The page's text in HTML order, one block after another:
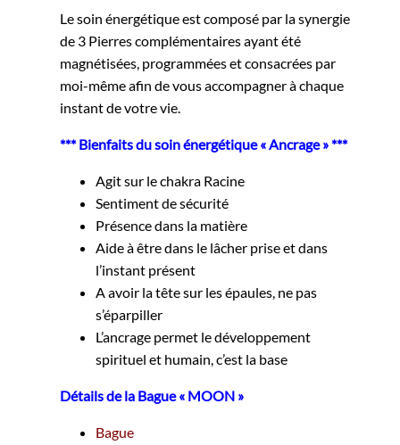
Le soin énergétique est composé par la synergie
de 3 Pierres complémentaires ayant été
magnétisées, programmées et consacrées par
moi-même afin de vous accompagner à chaque
instant de votre vie.
*** Bienfaits du soin énergétique « Ancrage » ***
Agit sur le chakra Racine
Sentiment de sécurité
Présence dans la matière
Aide à être dans le lâcher prise et dans
l’instant présent
A avoir la tête sur les épaules, ne pas
s’éparpiller
L’ancrage permet le développement
spirituel et humain, c’est la base
Détails de la Bague « MOON »
Bague